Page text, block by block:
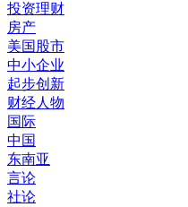
投资理财
房产
美国股市
中小企业
起步创新
财经人物
国际
中国
东南亚
言论
社论